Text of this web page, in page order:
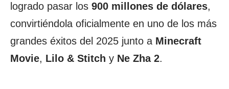
logrado pasar los 900 millones de dólares,
convirtiéndola oficialmente en uno de los más
grandes éxitos del 2025 junto a Minecraft
Movie, Lilo & Stitch y Ne Zha 2.